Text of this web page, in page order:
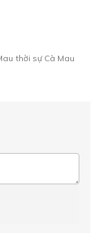
thời sự Cà Mau